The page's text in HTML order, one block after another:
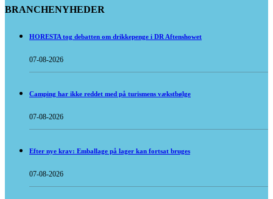
BRANCHENYHEDER
HORESTA tog debatten om drikkepenge i DR Aftenshowet
07-08-2026
Camping har ikke reddet med på turismens vækstbølge
07-08-2026
Efter nye krav: Emballage på lager kan fortsat bruges
07-08-2026